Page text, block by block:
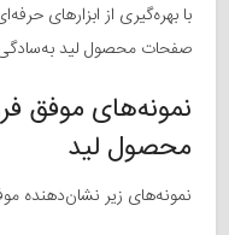
با بهره‌گیری از ابزارهای
صفحات محصول لید
نمونه‌های موفق
محصول لید
نمونه‌های زیر نشان‌دهنده